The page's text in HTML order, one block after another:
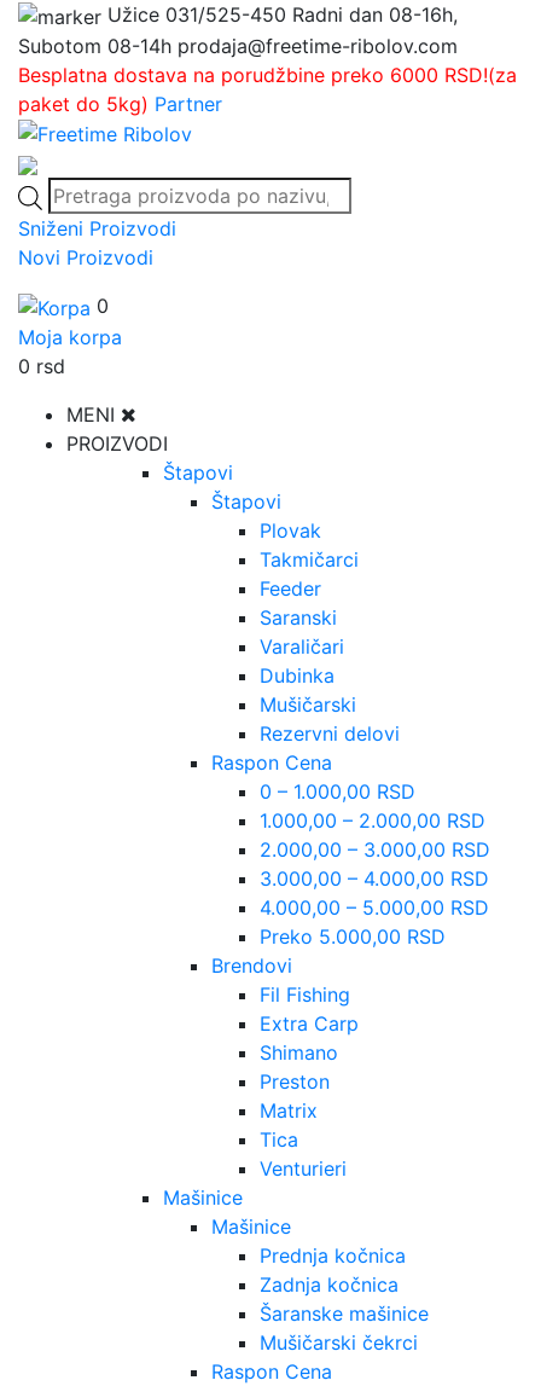
Užice 031/525-450 Radni dan 08-16h,
Subotom 08-14h prodaja@freetime-ribolov.com
Besplatna dostava na porudžbine preko 6000 RSD!(za
paket do 5kg) Partner
Products
search
Sniženi Proizvodi
Novi Proizvodi
0
Moja korpa
0 rsd
MENI
PROIZVODI
Štapovi
Štapovi
Plovak
Takmičarci
Feeder
Saranski
Varaličari
Dubinka
Mušičarski
Rezervni delovi
Raspon Cena
0 – 1.000,00 RSD
1.000,00 – 2.000,00 RSD
2.000,00 – 3.000,00 RSD
3.000,00 – 4.000,00 RSD
4.000,00 – 5.000,00 RSD
Preko 5.000,00 RSD
Brendovi
Fil Fishing
Extra Carp
Shimano
Preston
Matrix
Tica
Venturieri
Mašinice
Mašinice
Prednja kočnica
Zadnja kočnica
Šaranske mašinice
Mušičarski čekrci
Raspon Cena